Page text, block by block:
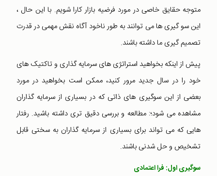
متوجه حقایق خاصی در مورد فرضیه بازار کارا شویم. با این حال ،
این سو گیری ها می توانند به طور ناخود آگاه نقش مهمی در قدرت
تصمیم گیری ما داشته باشند.
پیش از اینکه بخواهید استراتژی های سرمایه گذاری و تاکتیک های
خود را در سال جدید مرور کنید، ممکن است بخواهید در مورد
بعضی از این سوگیری های ذاتی که در بسیاری از سرمایه گذاران
مشاهده می شود؛: مطالعه و بررسی دقیق تری داشته باشید. رفتار
هایی که می تواند برای بسیاری از سرمایه گذاران به سختی قابل
تشخیص و حل شدنی باشند.
سوگیری اول: فرا اعتمادی